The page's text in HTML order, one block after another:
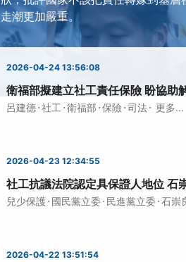
走潮更加嚴重。
2026-04-24 13:56:08
衛福部擬建立社工責任保險 盼協助
呂建德·社工 ·衛福部 ·保險 ·司法· 更多...
2026-04-23 12:34:55
社工抗議法院認定具保證人地位 石
兒少保護 · 國民黨立委· 民進黨立委·石崇
2026-04-22 13:51:54